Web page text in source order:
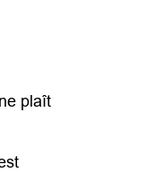
plaît